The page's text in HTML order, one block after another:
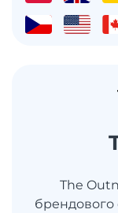
The
брендового